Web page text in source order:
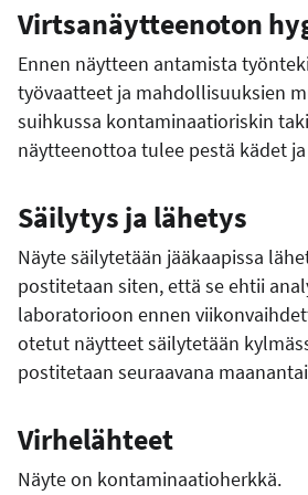
Virtsanäytteenoton
Ennen näytteen antamista
työvaatteet ja mahdollisuuksien
suihkussa kontaminaatioriskin
näytteenottoa tulee pestä kädet
Säilytys ja lähetys
Näyte säilytetään jääkaapissa
postitetaan siten, että se ehtii
laboratorioon ennen
otetut näytteet säilytetään
postitetaan seuraavana
Virhelähteet
Näyte on kontaminaatioherkkä.